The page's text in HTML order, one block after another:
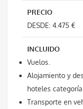
PRECIO
DESDE: 4.475 €
INCLUIDO
Vuelos.
Alojamiento y
hoteles
Transporte en